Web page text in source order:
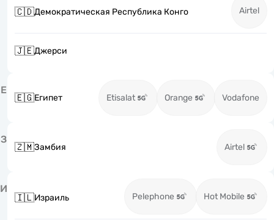
🇨🇩Демократическая Республика Конго Airtel
🇯🇪Джерси
Е
🇪🇬Египет Etisalat Orange Vodafone
З
🇿🇲Замбия Airtel
И
🇮🇱Израиль Pelephone Hot Mobile